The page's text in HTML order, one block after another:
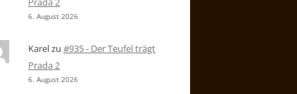
6. August 2026
Karelzu #935 - Der Teufel trägt
Prada 2
6. August 2026